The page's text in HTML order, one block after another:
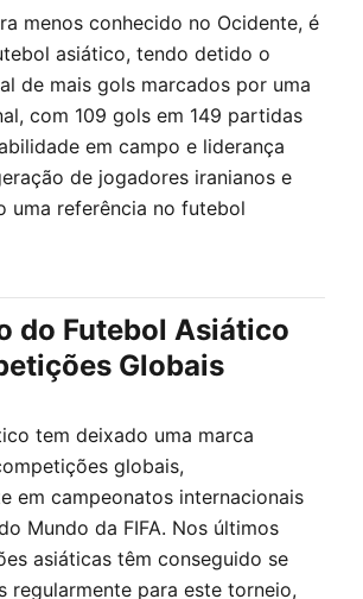
menos conhecido no Ocidente, é
asiático, tendo detido o
de mais gols marcados por uma
com 109 gols em 149 partidas
em campo e liderança
de jogadores iranianos e
uma referência no futebol
do Futebol Asiático
Globais
tem deixado uma marca
globais,
em campeonatos internacionais
Mundo da FIFA. Nos últimos
asiáticas têm conseguido se
regularmente para este torneio,